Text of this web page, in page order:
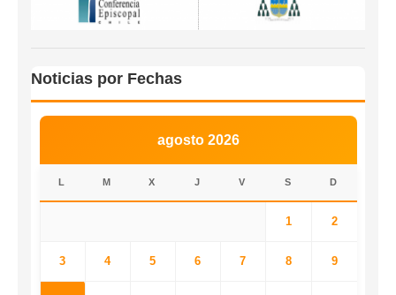
Noticias por Fechas
agosto 2026
L M X J V S D
1 2
3 4 5 6 7 8 9